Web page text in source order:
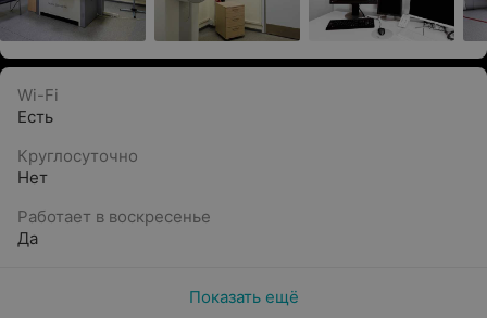
Wi-Fi
Есть
Круглосуточно
Нет
Работает в воскресенье
Да
Показать ещё